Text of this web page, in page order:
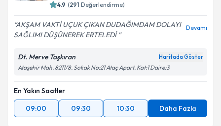
4.9 (291 Değerlendirme)
AKŞAM VAKTİ UÇUK ÇIKAN DUDAĞIMDAM DOLAYI
SAĞLIMI DÜŞÜNEREK ERTELEDİ
Devamı
Dt. Merve Taşkıran Haritada Göster
Ataşehir Mah. 8211/8. Sokak No:21 Ataç Apart. Kat:1 Daire:3
En Yakın Saatler
09:00
09:30 10:30 Daha Fazla